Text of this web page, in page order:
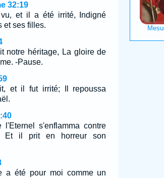
32:19
vu, et il a été irrité, Indigné
et ses filles.
notre héritage, La gloire de
-Pause.
et il fut irrité; Il repoussa
l'Eternel s'enflamma contre
Et il prit en horreur son
a été pour moi comme un